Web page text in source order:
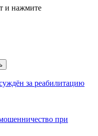
и нажмите
за реабилитацию
при